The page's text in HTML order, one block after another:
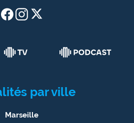
par ville
Marseille